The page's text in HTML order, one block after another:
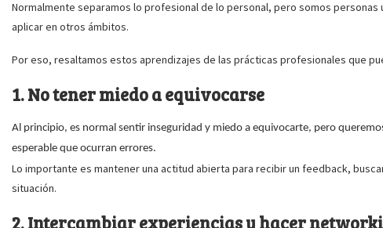
Normalmente separamos lo profesional de lo personal, pero somos
aplicar en otros ámbitos.
Por eso, resaltamos estos aprendizajes de las prácticas profesionales que
1. No tener miedo a equivocarse
Al principio, es normal sentir inseguridad y miedo a equivocarte, pero
esperable que ocurran errores.
Lo importante es mantener una actitud abierta para recibir un feedback,
situación.
2. Intercambiar experiencias y hacer